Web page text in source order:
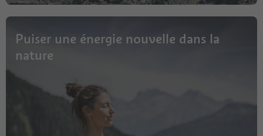
Puiser une énergie nouvelle dans la
nature